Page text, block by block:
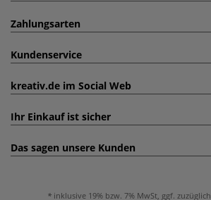
Zahlungsarten
Kundenservice
kreativ.de im Social Web
Ihr Einkauf ist sicher
Das sagen unsere Kunden
inklusive 19% bzw. 7% MwSt, ggf. zuzüglich